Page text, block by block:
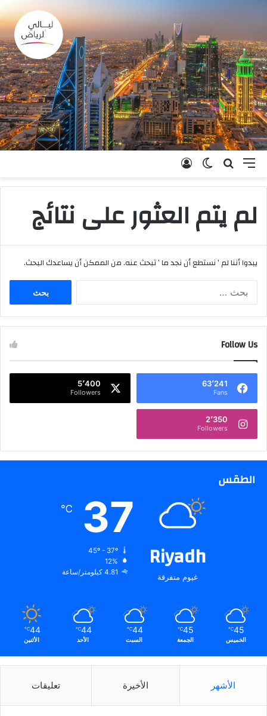
القائمة بحث عنالوضع المظلم
لم يتم العثور على نتائج
يبدوا أننا لم ’ نستطع أن نجد ما ’ تبحث عنه. من الممكن أن يساعدك البحث.
ن
:
Follow Us
63٬241
Fans
5٬400
Followers
2٬350
Followers
الطقس
Riyadh
غيوم متفرقة
37
℃
12%
4.81 كيلومتر/ساعة
45
℃
الخميس
45
℃
الجمعة
44
℃
السبت
44
℃
الأحد
44
℃
الأثنين
الأشهر الأخيرة تعليقات